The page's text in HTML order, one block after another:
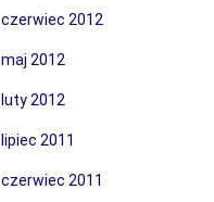
czerwiec 2012
maj 2012
luty 2012
lipiec 2011
czerwiec 2011